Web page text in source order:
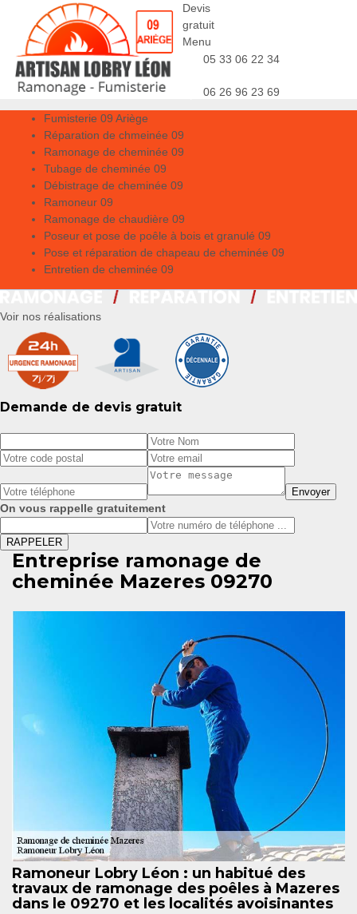
Devis
gratuit
Menu
05 33 06 22 34
06 26 96 23 69
Fumisterie 09 Ariège
Réparation de chmeinée 09
Ramonage de cheminée 09
Tubage de cheminée 09
Débistrage de cheminée 09
Ramoneur 09
Ramonage de chaudière 09
Poseur et pose de poêle à bois et granulé 09
Pose et réparation de chapeau de cheminée 09
Entretien de cheminée 09
Voir nos réalisations
Demande de devis gratuit
On vous rappelle gratuitement
Entreprise ramonage de
cheminée Mazeres 09270
Ramoneur Lobry Léon : un habitué des
travaux de ramonage des poêles à Mazeres
dans le 09270 et les localités avoisinantes